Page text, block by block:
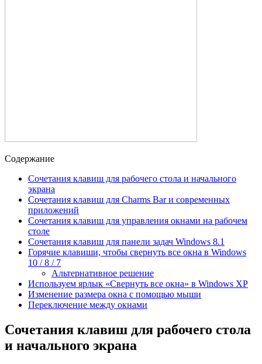
Содержание
Сочетания клавиш для рабочего стола и начального
экрана
Сочетания клавиш для Charms Bar и современных
приложений
Сочетания клавиш для управления окнами на рабочем
столе
Сочетания клавиш для панели задач Windows 8.1
Горячие клавиши, чтобы свернуть все окна в Windows
10 / 8 / 7
Альтернативное решение
Используем ярлык «Свернуть все окна» в Windows XP
Изменение размера окна с помощью мыши
Переключение между окнами
Сочетания клавиш для рабочего стола
и начального экрана